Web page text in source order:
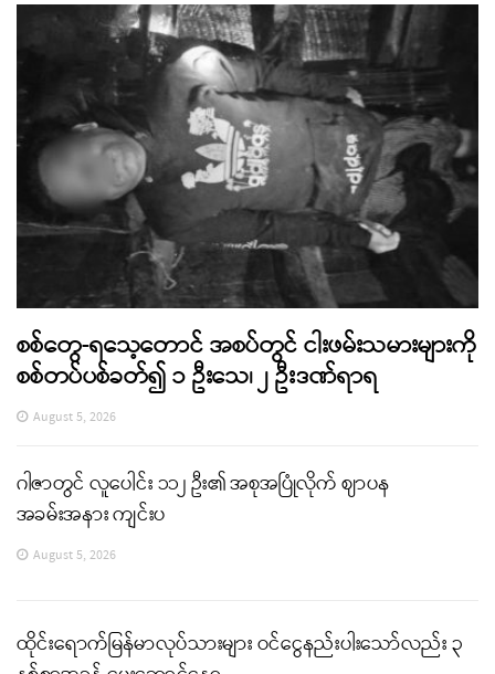
စစ်တွေ-ရသေ့တောင် အစပ်တွင် ငါးဖမ်းသမားများကို
စစ်တပ်ပစ်ခတ်၍ ၁ ဦးသေ၊ ၂ ဦးဒဏ်ရာရ
August 5, 2026
ဂါဇာတွင် လူပေါင်း ၁၁၂ ဦး၏ အစုအပြုံလိုက် ဈာပန
အခမ်းအနား ကျင်းပ
August 5, 2026
ထိုင်းရောက်မြန်မာလုပ်သားများ ဝင်ငွေနည်းပါးသော်လည်း ၃